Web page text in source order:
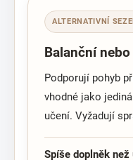
ALTERNATIVNÍ
Balanční
Podporují pohyb
vhodné jako
učení. Vyžadují
Spíše doplněk